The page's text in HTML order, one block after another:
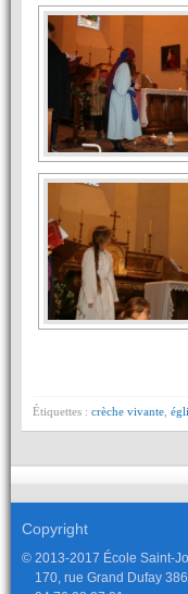
Étiquettes : crèche vivante
Copyright
© 2013-2017 École Saint-
170, rue Grand Dufay